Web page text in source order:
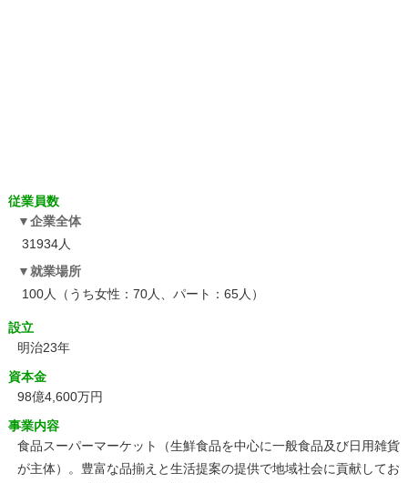
従業員数
企業全体
31934人
就業場所
100人（うち女性：70人、パート：65人）
設立
明治23年
資本金
98億4,600万円
事業内容
食品スーパーマーケット（生鮮食品を中心に一般食品及び日用雑貨
が主体）。豊富な品揃えと生活提案の提供で地域社会に貢献してお